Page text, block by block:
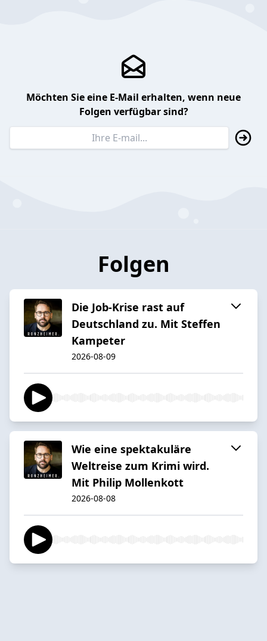
Möchten Sie eine E-Mail erhalten, wenn neue
Folgen verfügbar sind?
Folgen
Die Job-Krise rast auf
Deutschland zu. Mit Steffen
Kampeter
2026-08-09
Wie eine spektakuläre
Weltreise zum Krimi wird.
Mit Philip Mollenkott
2026-08-08